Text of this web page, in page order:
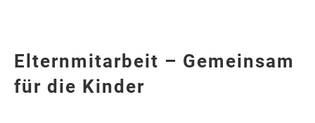
Elternmitarbeit – Gemeinsam
für die Kinder